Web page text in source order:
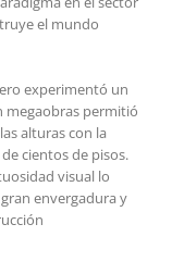
el mundo
experimentó un
megaobras permitió
alturas con la
cientos de pisos.
visual lo
envergadura y